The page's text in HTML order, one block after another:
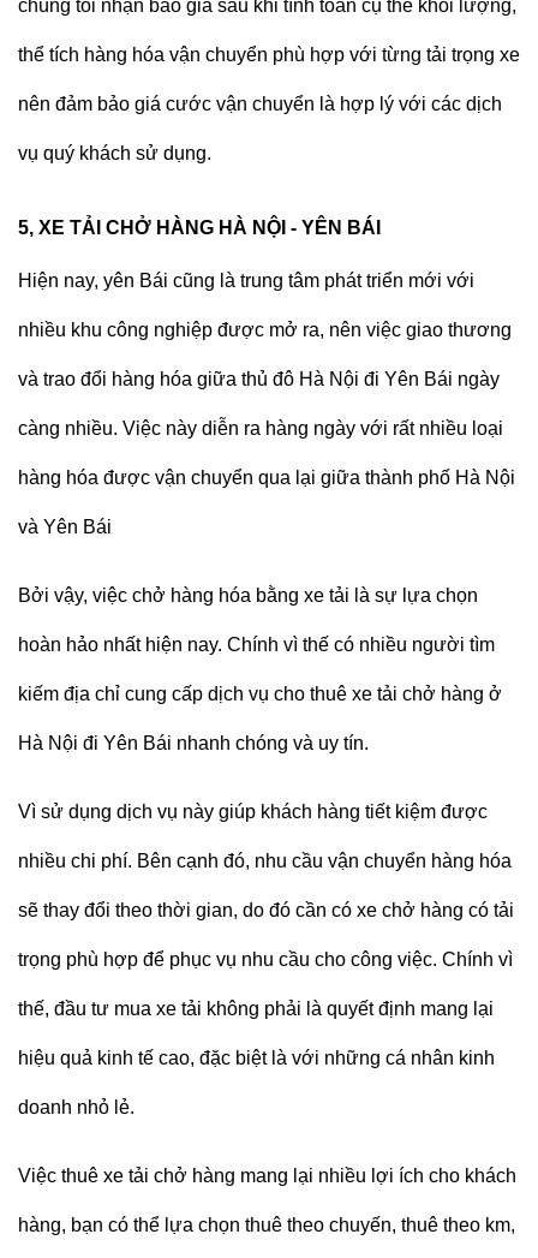
chúng tôi nhận báo giá sau khi tính toán cụ thể khối lượng,
thể tích hàng hóa vận chuyển phù hợp với từng tải trọng xe
nên đảm bảo giá cước vận chuyển là hợp lý với các dịch
vụ quý khách sử dụng.
5, XE TẢI CHỞ HÀNG HÀ NỘI - YÊN BÁI
Hiện nay, yên Bái cũng là trung tâm phát triển mới với
nhiều khu công nghiệp được mở ra, nên việc giao thương
và trao đổi hàng hóa giữa thủ đô Hà Nội đi Yên Bái ngày
càng nhiều. Việc này diễn ra hàng ngày với rất nhiều loại
hàng hóa được vận chuyển qua lại giữa thành phố Hà Nội
và Yên Bái
Bởi vậy, việc chở hàng hóa bằng xe tải là sự lựa chọn
hoàn hảo nhất hiện nay. Chính vì thế có nhiều người tìm
kiếm địa chỉ cung cấp dịch vụ cho thuê xe tải chở hàng ở
Hà Nội đi Yên Bái nhanh chóng và uy tín.
Vì sử dụng dịch vụ này giúp khách hàng tiết kiệm được
nhiều chi phí. Bên cạnh đó, nhu cầu vận chuyển hàng hóa
sẽ thay đổi theo thời gian, do đó cần có xe chở hàng có tải
trọng phù hợp để phục vụ nhu cầu cho công việc. Chính vì
thế, đầu tư mua xe tải không phải là quyết định mang lại
hiệu quả kinh tế cao, đặc biệt là với những cá nhân kinh
doanh nhỏ lẻ.
Việc thuê xe tải chở hàng mang lại nhiều lợi ích cho khách
hàng, bạn có thể lựa chọn thuê theo chuyến, thuê theo km,